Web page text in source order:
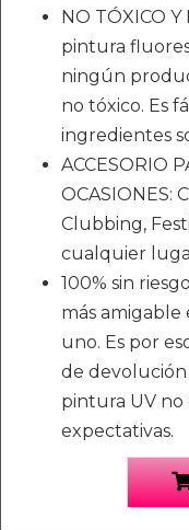
NO TÓXICO Y
pintura
ningún
no tóxico. Es
ingredientes
ACCESORIO
OCASIONES:
Clubbing,
cualquier
100% sin
más
uno. Es por
de devolución
pintura UV no
expectativas.